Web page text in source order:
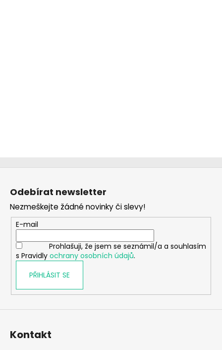
Z
Odebírat newsletter
Nezmeškejte žádné novinky či slevy!
E-mail
Prohlašuji, že jsem se seznámil/a a souhlasím
s Pravidly ochrany osobních údajů.
PŘIHLÁSIT SE
Kontakt